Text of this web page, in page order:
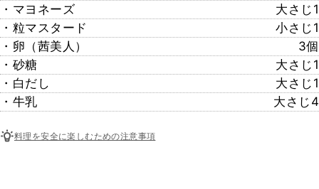
・マヨネーズ
大さじ1
・粒マスタード
小さじ1
・卵（茜美人）
3個
・砂糖
大さじ1
・白だし
大さじ1
・牛乳
大さじ4
料理を安全に楽しむための注意事項